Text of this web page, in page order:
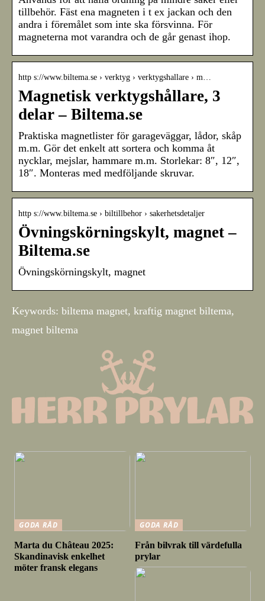
tillbehör. Fäst ena magneten i t ex jackan och den
andra i föremålet som inte ska försvinna. För
magneterna mot varandra och de går genast ihop.
http s://www.biltema.se › verktyg › verktygshallare › m…
Magnetisk verktygshållare, 3
delar – Biltema.se
Praktiska magnetlister för garageväggar, lådor, skåp
m.m. Gör det enkelt att sortera och komma åt
nycklar, mejslar, hammare m.m. Storlekar: 8″, 12″,
18″. Monteras med medföljande skruvar.
http s://www.biltema.se › biltillbehor › sakerhetsdetaljer
Övningskörningskylt, magnet –
Biltema.se
Övningskörningskylt, magnet
Keywords: biltema magnet, kraftig magnet biltema,
magnet biltema
GODA RÅD
Marta du Château 2025:
Skandinavisk enkelhet
möter fransk elegans
GODA RÅD
Från bilvrak till värdefulla
prylar